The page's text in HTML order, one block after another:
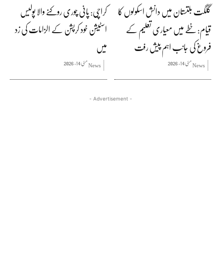
گلگت بلتستان میں دانش اسکولوں کا
قیام: خطے میں معیاری تعلیم کے
فروغ کی جانب اہم پیش رفت
Newsمئی 14, 2026
کراچی: پانی چوری روکنے والا پولیس
اسٹیشن خود کرپشن کے الزامات کی زد
میں
Newsمئی 14, 2026
- Advertisement -